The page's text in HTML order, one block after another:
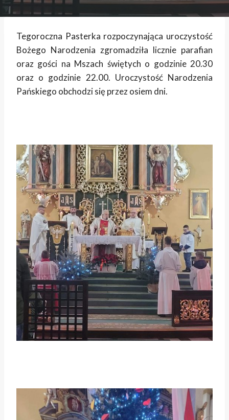
Tegoroczna Pasterka rozpoczynająca uroczystość
Bożego Narodzenia zgromadziła licznie parafian
oraz gości na Mszach świętych o godzinie 20.30
oraz o godzinie 22.00. Uroczystość Narodzenia
Pańskiego obchodzi się przez osiem dni.